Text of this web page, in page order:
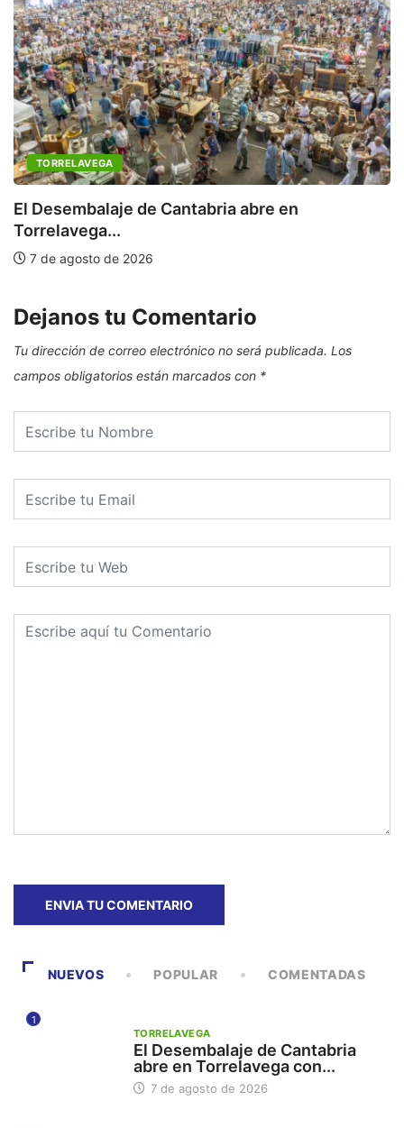
TORRELAVEGA
El Desembalaje de Cantabria abre en
Torrelavega...
7 de agosto de 2026
Dejanos tu Comentario
Tu dirección de correo electrónico no será publicada. Los
campos obligatorios están marcados con *
NUEVOS POPULAR COMENTADAS
1
TORRELAVEGA
El Desembalaje de Cantabria
abre en Torrelavega con...
7 de agosto de 2026